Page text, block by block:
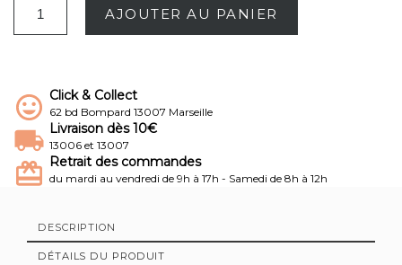
AJOUTER AU PANIER
Click & Collect
62 bd Bompard 13007 Marseille
Livraison dès 10€
13006 et 13007
Retrait des commandes
du mardi au vendredi de 9h à 17h - Samedi de 8h à 12h
DESCRIPTION
DÉTAILS DU PRODUIT